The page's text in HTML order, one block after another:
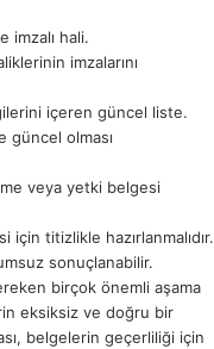
imzalı hali.
imzalarını
içeren güncel liste.
güncel olması
veya yetki belgesi
titizlikle hazırlanmalıdır.
sonuçlanabilir.
birçok önemli aşama
eksiksiz ve doğru bir
belgelerin geçerliliği için